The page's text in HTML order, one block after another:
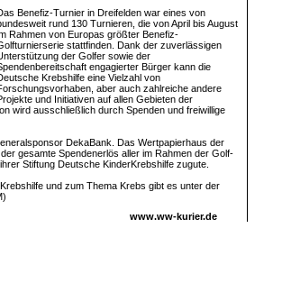
Benefiz-Turnier in Dreifelden war eines von
rund 130 Turnieren, die von April bis August
Rahmen von Europas größter Benefiz-
stattfinden. Dank der zuverlässigen
der Golfer sowie der
engagierter Bürger kann die
Krebshilfe eine Vielzahl von
aber auch zahlreiche andere
und Initiativen auf allen Gebieten der
wird ausschließlich durch Spenden und freiwillige
DekaBank. Das Wertpapierhaus der
gesamte Spendenerlös aller im Rahmen der Golf-
Stiftung Deutsche KinderKrebshilfe zugute.
und zum Thema Krebs gibt es unter der
www.ww-kurier.de